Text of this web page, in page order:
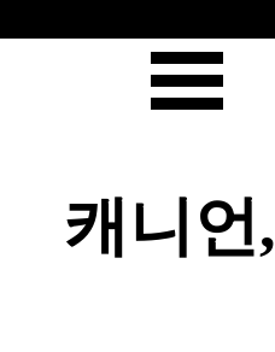
캐니